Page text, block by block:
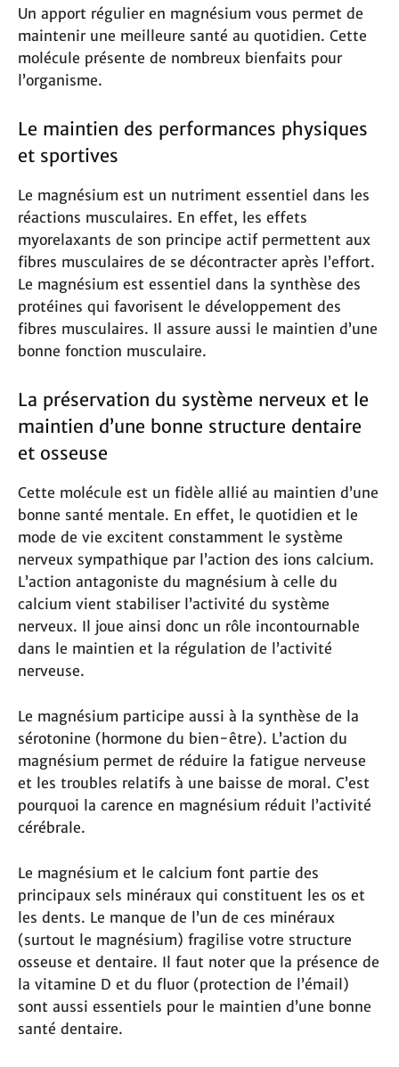
Un apport régulier en magnésium vous permet de
maintenir une meilleure santé au quotidien. Cette
molécule présente de nombreux bienfaits pour
l’organisme.
Le maintien des performances physiques
et sportives
Le magnésium est un nutriment essentiel dans les
réactions musculaires. En effet, les effets
myorelaxants de son principe actif permettent aux
fibres musculaires de se décontracter après l’effort.
Le magnésium est essentiel dans la synthèse des
protéines qui favorisent le développement des
fibres musculaires. Il assure aussi le maintien d’une
bonne fonction musculaire.
La préservation du système nerveux et le
maintien d’une bonne structure dentaire
et osseuse
Cette molécule est un fidèle allié au maintien d’une
bonne santé mentale. En effet, le quotidien et le
mode de vie excitent constamment le système
nerveux sympathique par l’action des ions calcium.
L’action antagoniste du magnésium à celle du
calcium vient stabiliser l’activité du système
nerveux. Il joue ainsi donc un rôle incontournable
dans le maintien et la régulation de l’activité
nerveuse.
Le magnésium participe aussi à la synthèse de la
sérotonine (hormone du bien-être). L’action du
magnésium permet de réduire la fatigue nerveuse
et les troubles relatifs à une baisse de moral. C’est
pourquoi la carence en magnésium réduit l’activité
cérébrale.
Le magnésium et le calcium font partie des
principaux sels minéraux qui constituent les os et
les dents. Le manque de l’un de ces minéraux
(surtout le magnésium) fragilise votre structure
osseuse et dentaire. Il faut noter que la présence de
la vitamine D et du fluor (protection de l’émail)
sont aussi essentiels pour le maintien d’une bonne
santé dentaire.